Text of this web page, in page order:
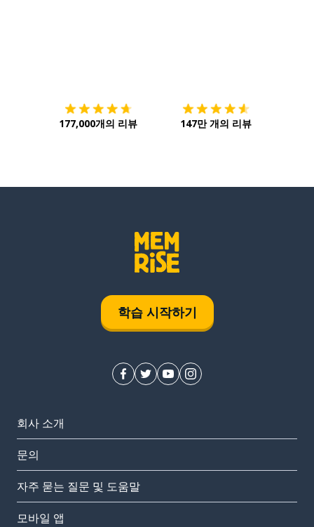
177,000개의 리뷰 147만 개의 리뷰
학습 시작하기
회사 소개
문의
자주 묻는 질문 및 도움말
모바일 앱